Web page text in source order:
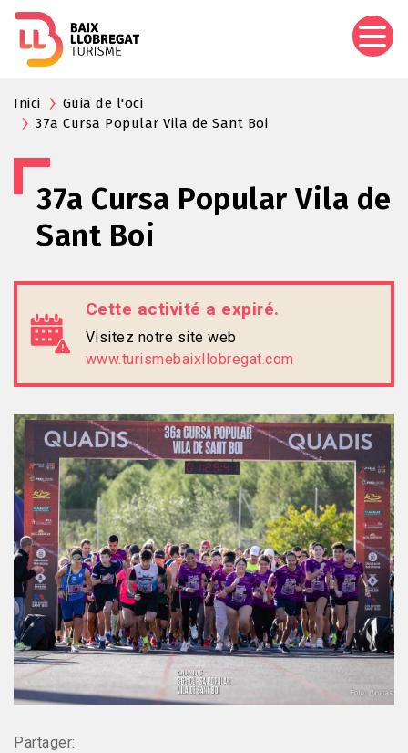
Inici
Guia de l'oci
37a Cursa Popular Vila de Sant Boi
37a Cursa Popular Vila de
Sant Boi
Cette activité a expiré.
Visitez notre site web
www.turismebaixllobregat.com
Partager: